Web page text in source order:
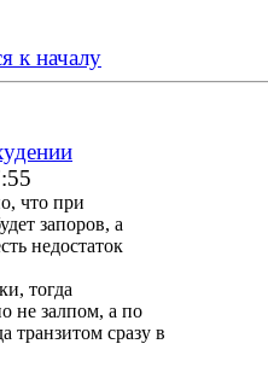
к началу
что при
запоров, а
недостаток
тогда
не залпом, а по
транзитом сразу в